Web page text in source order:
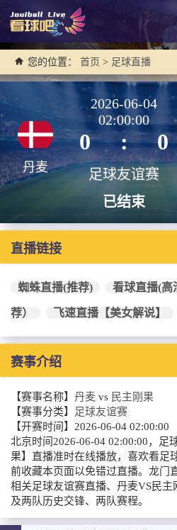
您的位置： 首页 > 足球直播
丹麦
2026-06-04
02:00:00
0 : 0
足球友谊赛
已结束
直播链接
蜘蛛直播(推荐) 看球直播(高
荐） 飞速直播【美女解说】
赛事介绍
【赛事名称】 丹麦 vs 民主刚果
【赛事分类】
足球友谊赛
【开赛时间】 2026-06-04 02:00:00
北京时间2026-06-04 02:00:00，足
果】直播准时在线播放，喜欢看足
前收藏本页面以免错过直播。龙门
相关足球友谊赛直播、丹麦VS民主
及两队历史交锋、两队赛程。